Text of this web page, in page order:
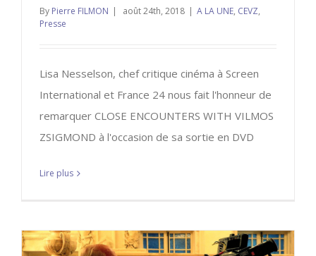
By Pierre FILMON | août 24th, 2018 | A LA UNE, CEVZ,
Presse
Lisa Nesselson, chef critique cinéma à Screen
International et France 24 nous fait l'honneur de
remarquer CLOSE ENCOUNTERS WITH VILMOS
ZSIGMOND à l'occasion de sa sortie en DVD
Lire plus